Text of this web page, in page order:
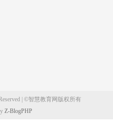
| ©智慧教育网版权所有
Z-BlogPHP